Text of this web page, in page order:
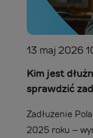
13 maj 2026
Kim jest
sprawdzić
Zadłużenie
2025 roku –